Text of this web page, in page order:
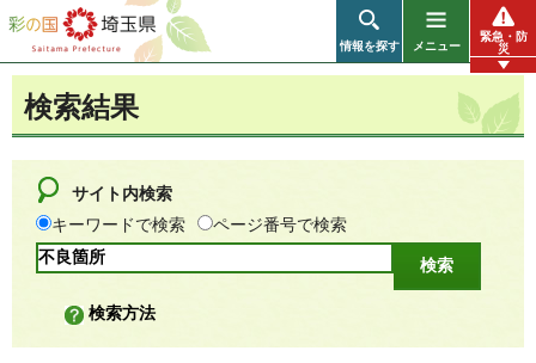
彩の国 埼玉県
情報を探す メニュー
緊急・防
災
検索結果
サイト内検索
キーワードで検索
ページ番号で検索
検索方法